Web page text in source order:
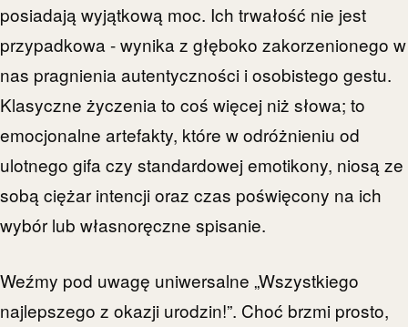
posiadają wyjątkową moc. Ich trwałość nie jest
przypadkowa - wynika z głęboko zakorzenionego w
nas pragnienia autentyczności i osobistego gestu.
Klasyczne życzenia to coś więcej niż słowa; to
emocjonalne artefakty, które w odróżnieniu od
ulotnego gifa czy standardowej emotikony, niosą ze
sobą ciężar intencji oraz czas poświęcony na ich
wybór lub własnoręczne spisanie.
Weźmy pod uwagę uniwersalne „Wszystkiego
najlepszego z okazji urodzin!”. Choć brzmi prosto,